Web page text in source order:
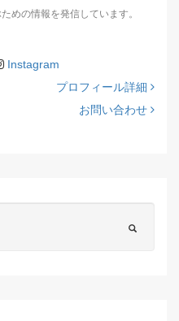
めの情報を発信しています。
Instagram
プロフィール詳細
お問い合わせ